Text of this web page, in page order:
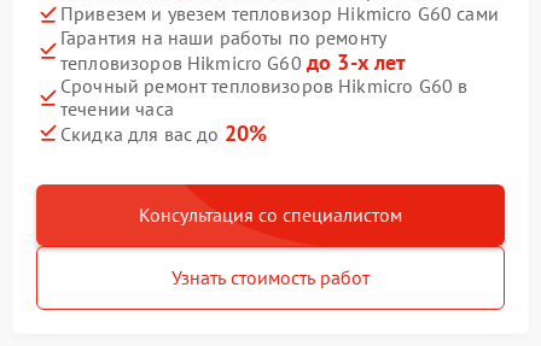
Привезем и увезем тепловизор Hikmicro G60 сами
Гарантия на наши работы по ремонту
тепловизоров Hikmicro G60 до 3-х лет
Срочный ремонт тепловизоров Hikmicro G60 в
течении часа
Скидка для вас до 20%
Консультация со специалистом
Узнать стоимость работ